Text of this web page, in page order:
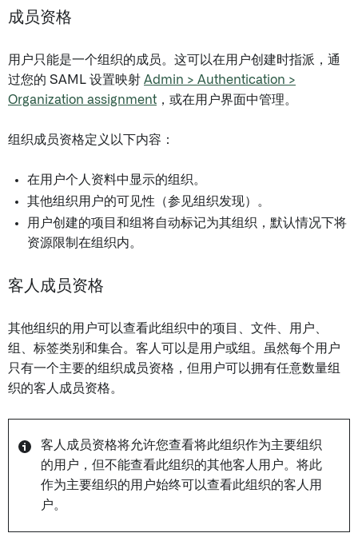
成员资格
用户只能是一个组织的成员。这可以在用户创建时指派，通
过您的 SAML 设置映射 Admin > Authentication >
Organization assignment ，或在用户界面中管理。
组织成员资格定义以下内容：
在用户个人资料中显示的组织。
其他组织用户的可见性（参见组织发现）。
用户创建的项目和组将自动标记为其组织，默认情况下将
资源限制在组织内。
客人成员资格
其他组织的用户可以查看此组织中的项目、文件、用户、
组、标签类别和集合。客人可以是用户或组。虽然每个用户
只有一个主要的组织成员资格，但用户可以拥有任意数量组
织的客人成员资格。
客人成员资格将允许您查看将此组织作为主要组织
的用户，但不能查看此组织的其他客人用户。将此
作为主要组织的用户始终可以查看此组织的客人用
户。